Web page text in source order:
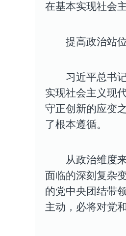
在基本实现社会
提高政治站
习近平总书
实现社会主义现
守正创新的应变
了根本遵循。
从政治维度
面临的深刻复杂
的党中央团结带
主动，必将对党